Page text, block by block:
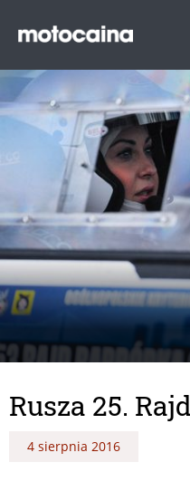
Rusza 25.
4 sierpnia 2016